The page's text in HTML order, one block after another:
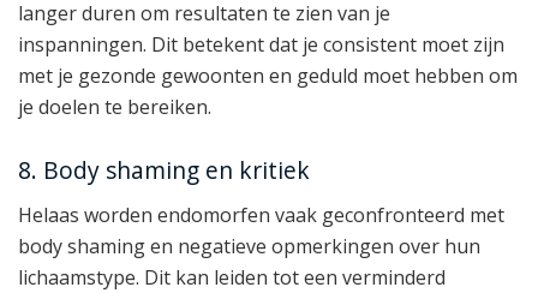
langer duren om resultaten te zien van je
inspanningen. Dit betekent dat je consistent moet zijn
met je gezonde gewoonten en geduld moet hebben om
je doelen te bereiken.
8. Body shaming en kritiek
Helaas worden endomorfen vaak geconfronteerd met
body shaming en negatieve opmerkingen over hun
lichaamstype. Dit kan leiden tot een verminderd